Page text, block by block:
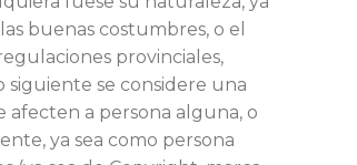
buenas costumbres, o el
provinciales,
siguiente se considere una
afecten a persona alguna, o
ya sea como persona